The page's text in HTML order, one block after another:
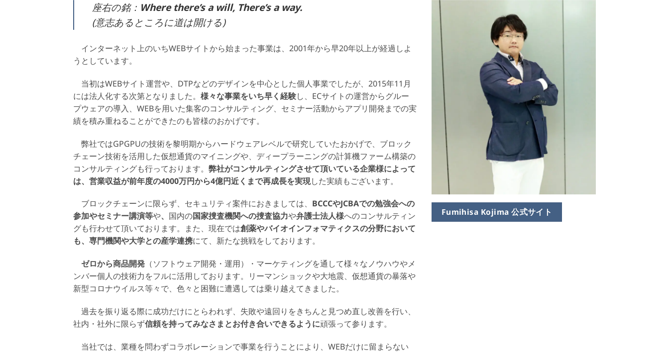
座右の銘： Where there’s a will, There’s a way.
(意志あるところに道は開ける)
インターネット上のいちWEBサイトから始まった事業は、2001年から早20年以上が経過しよ
うとしています。
当初はWEBサイト運営や、DTPなどのデザインを中心とした個人事業でしたが、2015年11月
には法人化する次第となりました。 様々な事業をいち早く経験し、ECサイトの運営からグルー
プウェアの導入、WEBを用いた集客のコンサルティング、セミナー活動からアプリ開発までの実
績を積み重ねることができたのも皆様のおかげです。
弊社ではGPGPUの技術を黎明期からハードウェアレベルで研究していたおかげで、ブロック
チェーン技術を活用した仮想通貨のマイニングや、ディープラーニングの計算機ファーム構築の
コンサルティングも行っております。 弊社がコンサルティングさせて頂いている企業様によって
は、営業収益が前年度の4000万円から4億円近くまで再成長を実現した実績もございます。
ブロックチェーンに限らず、セキュリティ案件におきましては、 BCCCやJCBAでの勉強会への
参加やセミナー講演等や、 国内の国家捜査機関への捜査協力や弁護士法人様へのコンサルティン
グも行わせて頂いております。また、現在では創薬やバイオインフォマティクスの分野において
も、専門機関や大学との産学連携にて、新たな挑戦をしております。
ゼロから商品開発 （ソフトウェア開発・運用）・マーケティングを通して様々なノウハウやメ
ンバー個人の技術力をフルに活用しております。リーマンショックや大地震、仮想通貨の暴落や
新型コロナウイルス等々で、色々と困難に遭遇しては乗り越えてきました。
過去を振り返る際に成功だけにとらわれず、失敗や遠回りをきちんと見つめ直し改善を行い、
社内・社外に限らず信頼を持ってみなさまとお付き合いできるように頑張って参ります。
当社では、業種を問わずコラボレーションで事業を行うことにより、WEBだけに留まらない
Fumihisa Kojima 公式サイト